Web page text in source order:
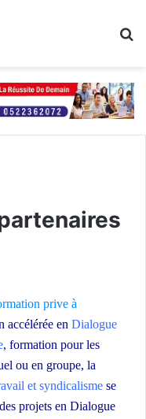
prive à
accélérée en Dialogue
, formation pour les
ou en groupe, la
et syndicalisme se
projets en Dialogue